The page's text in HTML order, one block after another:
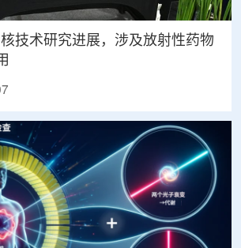
技术研究进展，涉及放射性药物